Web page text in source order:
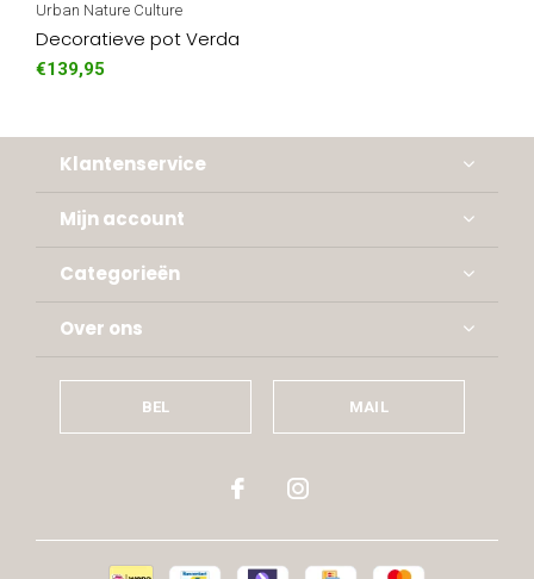
Urban Nature Culture
Decoratieve pot Verda
€139,95
Klantenservice
Mijn account
Categorieën
Over ons
BEL MAIL